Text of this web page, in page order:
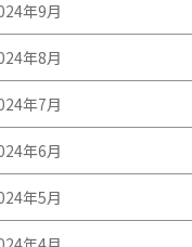
年9月
年8月
年7月
年6月
年5月